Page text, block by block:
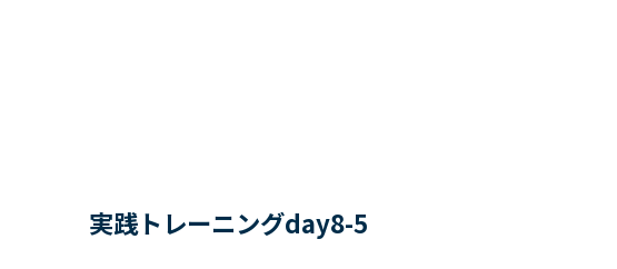
実践トレーニングday8-5